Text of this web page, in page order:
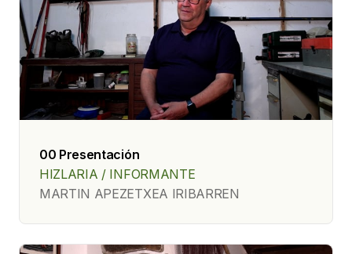
00 Presentación
HIZLARIA / INFORMANTE
MARTIN APEZETXEA IRIBARREN